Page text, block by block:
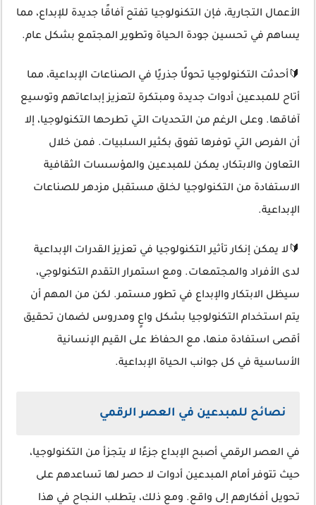
الأعمال التجارية، فإن التكنولوجيا تفتح آفاقًا جديدة للإبداع، مما
يساهم في تحسين جودة الحياة وتطوير المجتمع بشكل عام.
🔰أحدثت التكنولوجيا تحولًا جذريًا في الصناعات الإبداعية، مما
أتاح للمبدعين أدوات جديدة ومبتكرة لتعزيز إبداعاتهم وتوسيع
آفاقها. وعلى الرغم من التحديات التي تطرحها التكنولوجيا، إلا
أن الفرص التي توفرها تفوق بكثير السلبيات. فمن خلال
التعاون والابتكار، يمكن للمبدعين والمؤسسات الثقافية
الاستفادة من التكنولوجيا لخلق مستقبل مزدهر للصناعات
الإبداعية.
🔰لا يمكن إنكار تأثير التكنولوجيا في تعزيز القدرات الإبداعية
لدى الأفراد والمجتمعات. ومع استمرار التقدم التكنولوجي،
سيظل الابتكار والإبداع في تطور مستمر. لكن من المهم أن
يتم استخدام التكنولوجيا بشكل واعٍ ومدروس لضمان تحقيق
أقصى استفادة منها، مع الحفاظ على القيم الإنسانية
الأساسية في كل جوانب الحياة الإبداعية.
نصائح للمبدعين في العصر الرقمي
في العصر الرقمي أصبح الإبداع جزءًا لا يتجزأ من التكنولوجيا،
حيث تتوفر أمام المبدعين أدوات لا حصر لها تساعدهم على
تحويل أفكارهم إلى واقع. ومع ذلك، يتطلب النجاح في هذا